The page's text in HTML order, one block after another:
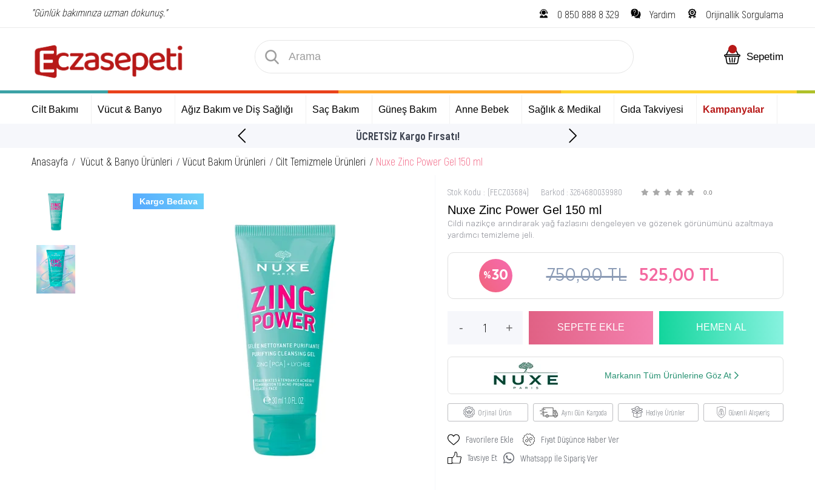
"Günlük bakımınıza uzman dokunuş." 0 850 888 8 329 Yardım Orijinallik Sorgulama
Sepetim
Cilt Bakımı Vücut & Banyo Ağız Bakım ve Diş Sağlığı Saç Bakım Güneş Bakım Anne Bebek Sağlık & Medikal Gıda Takviyesi Kampanyalar
İlk Alışverişinize Özel Hediyeler
Anasayfa
Vücut & Banyo Ürünleri Vücut Bakım Ürünleri Cilt Temizmele Ürünleri Nuxe Zinc Power Gel 150 ml
Kargo Bedava
Stok Kodu (FECZ03684) Barkod : 3264680039980 0.0
Nuxe Zinc Power Gel 150 ml
Cildi nazikçe arındırarak yağ fazlasını dengeleyen ve gözenek görünümünü azaltmaya
yardımcı temizleme jeli.
30 750,00 TL 525,00 TL
Markanın Tüm Ürünlerine Göz At
Orjinal Ürün Aynı Gün Kargoda Hediye Ürünler Güvenli Alışveriş
Favorilere Ekle
Fiyat Düşünce Haber Ver
Tavsiye Et
Whatsapp İle Sipariş Ver